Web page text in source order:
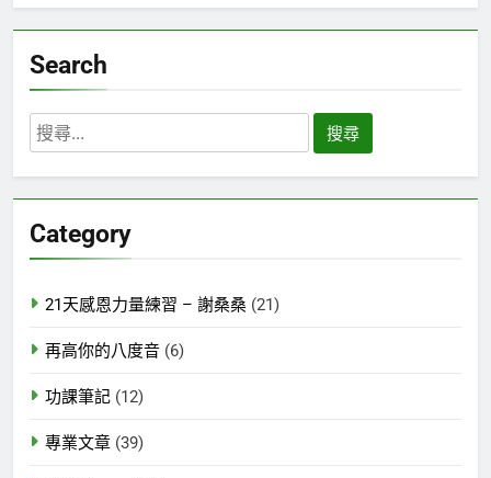
Search
搜
尋
字:
Category
21天感恩力量練習 – 謝桑桑 (21)
再高你的八度音 (6)
功課筆記 (12)
專業文章 (39)